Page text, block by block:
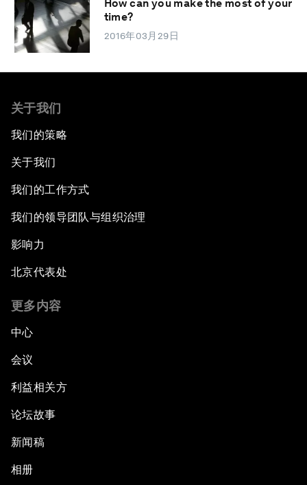
How can you make the most of your
time?
2016年03月29日
关于我们
我们的策略
关于我们
我们的工作方式
我们的领导团队与组织治理
影响力
北京代表处
更多内容
中心
会议
利益相关方
论坛故事
新闻稿
相册